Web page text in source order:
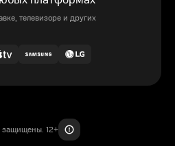
телевизоре и других
12+